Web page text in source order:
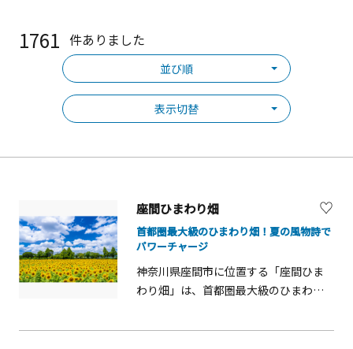
1761 件ありました
並び順
表示切替
座間ひまわり畑
首都圏最大級のひまわり畑！夏の風物詩で
パワーチャージ
神奈川県座間市に位置する「座間ひま
わり畑」は、首都圏最大級のひまわり
のひまわりが一面に広がる景色は圧